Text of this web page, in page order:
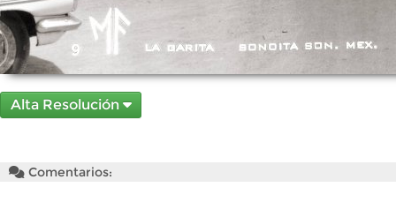
Alta Resolución
Comentarios: